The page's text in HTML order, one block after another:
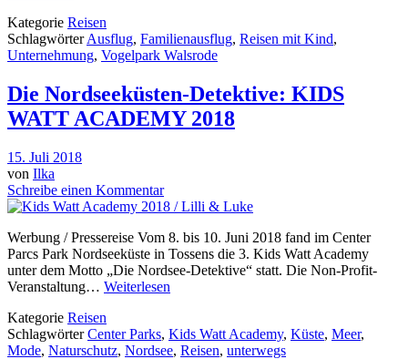
Kategorie Reisen
SchlagwörterAusflug, Familienausflug, Reisen mit Kind,
Unternehmung, Vogelpark Walsrode
Die Nordseeküsten-Detektive: KIDS
WATT ACADEMY 2018
15. Juli 2018
von Ilka
Schreibe einen Kommentar
Werbung / Pressereise Vom 8. bis 10. Juni 2018 fand im Center
Parcs Park Nordseeküste in Tossens die 3. Kids Watt Academy
unter dem Motto „Die Nordsee-Detektive“ statt. Die Non-Profit-
Veranstaltung… Weiterlesen
Kategorie Reisen
SchlagwörterCenter Parks, Kids Watt Academy, Küste, Meer,
Mode, Naturschutz, Nordsee, Reisen, unterwegs